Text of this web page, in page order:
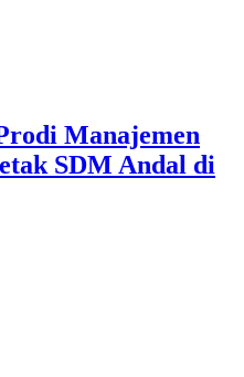
Manajemen
SDM Andal di